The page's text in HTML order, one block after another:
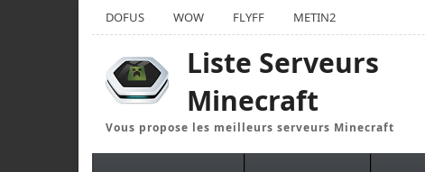
DOFUS WOW FLYFF METIN2
Liste Serveurs
Minecraft
Vous propose les meilleurs serveurs Minecraft